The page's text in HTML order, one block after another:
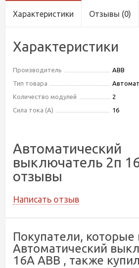
Характеристики Отзывы (0)
Характеристики
Производитель
ABB
Тип товара
Количество модулей
2
Сила тока (А)
16
Автоматический
выключатель 2п
отзывы
Написать отзыв
Покупатели,
Автоматический
16А ABB , также